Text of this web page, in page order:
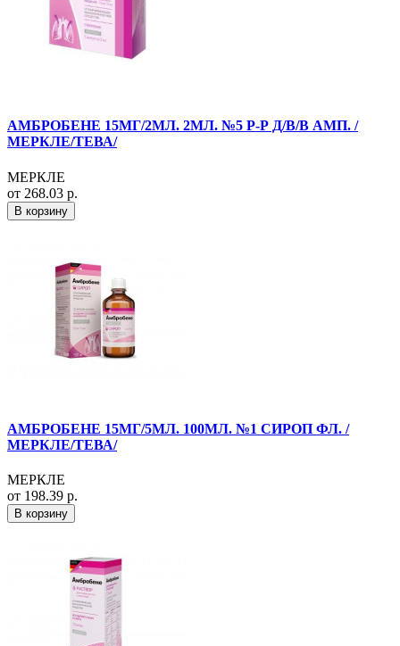
АМБРОБЕНЕ 15МГ/2МЛ. 2МЛ. №5 Р-Р Д/В/В АМП. /
МЕРКЛЕ/ТЕВА/
МЕРКЛЕ
от 268.03 р.
В корзину
АМБРОБЕНЕ 15МГ/5МЛ. 100МЛ. №1 СИРОП ФЛ. /
МЕРКЛЕ/ТЕВА/
МЕРКЛЕ
от 198.39 р.
В корзину